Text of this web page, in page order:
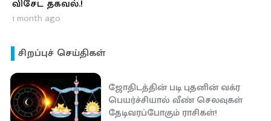
விசேட தகவல்.!
1 month ago
சிறப்புச் செய்திகள்
ஜோதிடத்தின் படி புதனின் வக்ர
பெயர்ச்சியால் வீண் செலவுகள்
தேடிவரப்போகும் ராசிகள்!